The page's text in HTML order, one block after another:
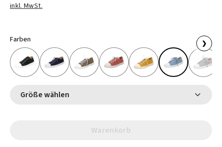
inkl. MwSt.
Farben ❯
Größe wählen
Warenkorb